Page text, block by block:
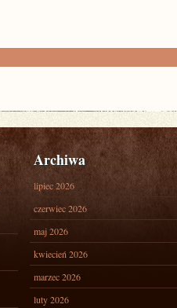
Archiwa
lipiec 2026
czerwiec 2026
maj 2026
kwiecień 2026
marzec 2026
luty 2026